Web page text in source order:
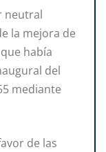
neutral
la mejora de
había
del
mediante
de las